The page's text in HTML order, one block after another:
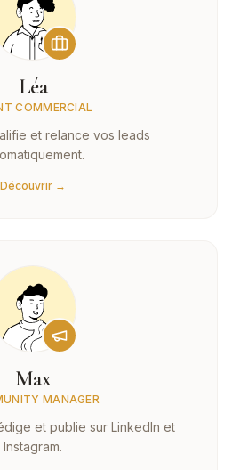
Léa
COMMERCIAL
et relance vos leads
Découvrir →
Max
MANAGER
et publie sur LinkedIn et
Instagram.